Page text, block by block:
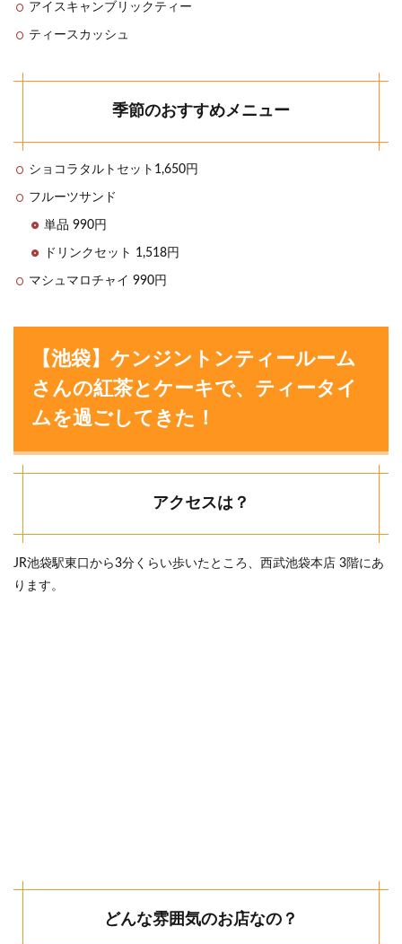
アイスキャンブリックティー
ティースカッシュ
季節のおすすめメニュー
ショコラタルトセット1,650円
フルーツサンド
単品 990円
ドリンクセット 1,518円
マシュマロチャイ 990円
【池袋】ケンジントンティールーム
さんの紅茶とケーキで、ティータイ
ムを過ごしてきた！
アクセスは？
JR池袋駅東口から3分くらい歩いたところ、西武池袋本店 3階にあ
ります。
どんな雰囲気のお店なの？